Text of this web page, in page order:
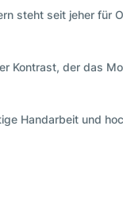
steht seit jeher
der das
Handarbeit und